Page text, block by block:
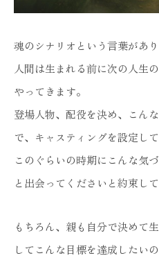
魂のシナリオという言葉があり
人間は生まれる前に次の人生
やってきます。
登場人物、配役を決め、こん
で、キャスティングを設定し
このぐらいの時期にこんな気
と出会ってくださいと約束して
もちろん、親も自分で決めて
してこんな目標を達成したい